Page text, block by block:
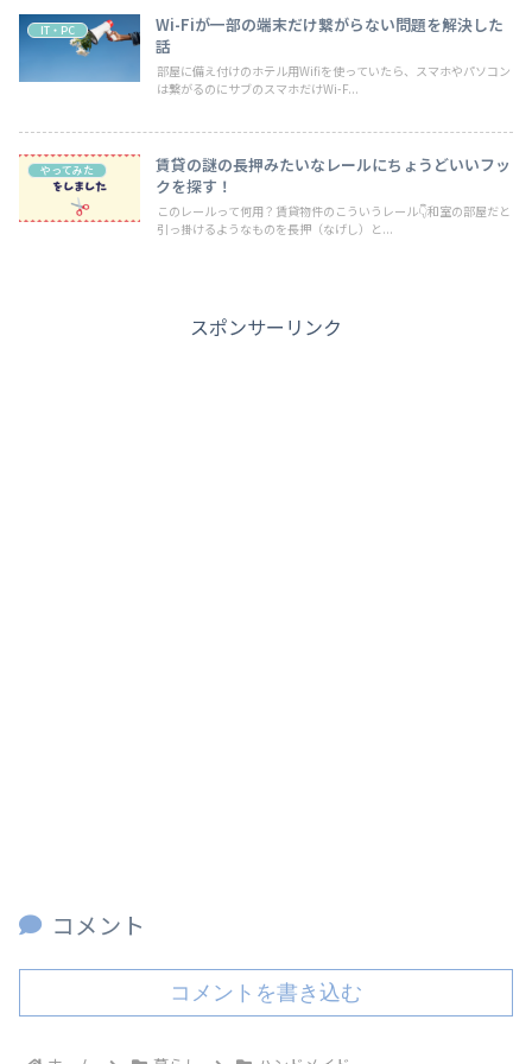
IT・PC
Wi-Fiが一部の端末だけ繋がらない問題を解決した
話
部屋に備え付けのホテル用Wifiを使っていたら、スマホやパソコン
は繋がるのにサブのスマホだけWi-F...
やってみた
賃貸の謎の長押みたいなレールにちょうどいいフッ
クを探す！
このレールって何用？賃貸物件のこういうレール👇️和室の部屋だと
引っ掛けるようなものを長押（なげし）と...
スポンサーリンク
コメント
コメントを書き込む